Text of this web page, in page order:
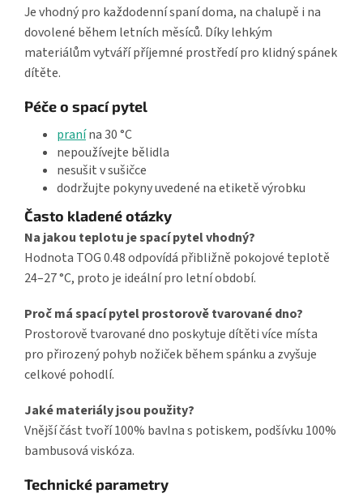
Je vhodný pro každodenní spaní doma, na chalupě i na
dovolené během letních měsíců. Díky lehkým
materiálům vytváří příjemné prostředí pro klidný spánek
dítěte.
Péče o spací pytel
pranína 30 °C
nepoužívejte bělidla
nesušit v sušičce
dodržujte pokyny uvedené na etiketě výrobku
Často kladené otázky
Na jakou teplotu je spací pytel vhodný?
Hodnota TOG 0.48 odpovídá přibližně pokojové teplotě
24–27 °C, proto je ideální pro letní období.
Proč má spací pytel prostorově tvarované dno?
Prostorově tvarované dno poskytuje dítěti více místa
pro přirozený pohyb nožiček během spánku a zvyšuje
celkové pohodlí.
Jaké materiály jsou použity?
Vnější část tvoří 100% bavlna s potiskem, podšívku 100%
bambusová viskóza.
Technické parametry